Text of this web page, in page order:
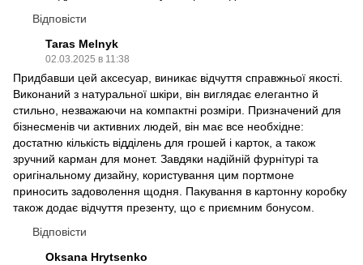
Відповісти
Taras Melnyk
02.03.2025 в 11:38
Придбавши цей аксесуар, виникає відчуття справжньої якості.
Виконаний з натуральної шкіри, він виглядає елегантно й
стильно, незважаючи на компактні розміри. Призначений для
бізнесменів чи активних людей, він має все необхідне:
достатню кількість відділень для грошей і карток, а також
зручний карман для монет. Завдяки надійній фурнітурі та
оригінальному дизайну, користування цим портмоне
приносить задоволення щодня. Пакування в картонну коробку
також додає відчуття презенту, що є приємним бонусом.
Відповісти
Oksana Hrytsenko